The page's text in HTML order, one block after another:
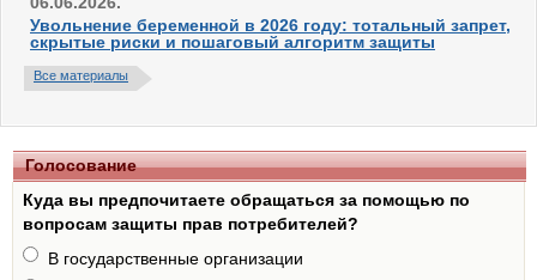
Увольнение беременной в 2026 году: тотальный запрет,
скрытые риски и пошаговый алгоритм защиты
Все материалы
Голосование
Куда вы предпочитаете обращаться за помощью по
вопросам защиты прав потребителей?
В государственные организации